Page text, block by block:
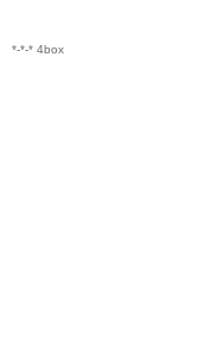
*-*-* 4box